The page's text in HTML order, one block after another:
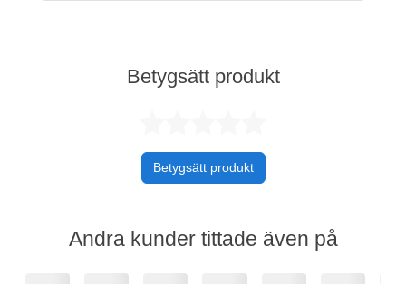
Betygsätt produkt
Betygsätt produkt
Andra kunder tittade även på